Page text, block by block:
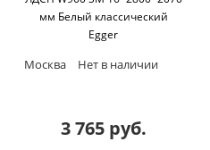
мм Белый классический
Egger
Москва Нет в наличии
3 765 руб.